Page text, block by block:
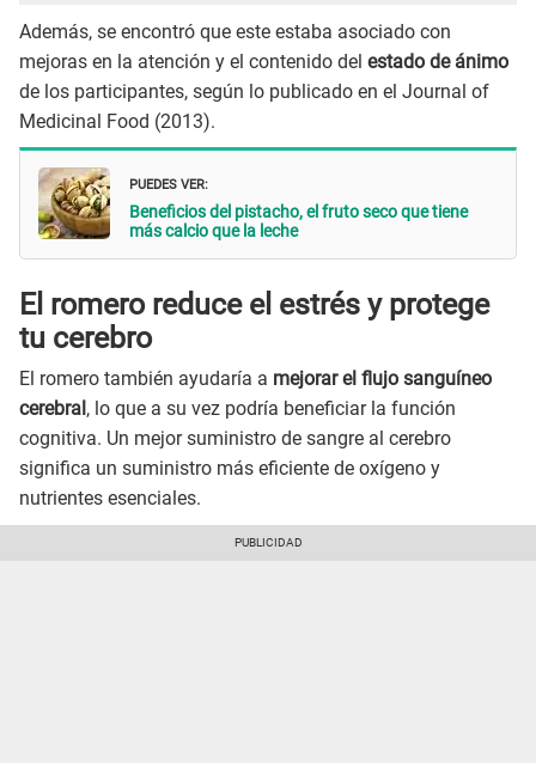
Además, se encontró que este estaba asociado con
mejoras en la atención y el contenido del estado de ánimo
de los participantes, según lo publicado en el Journal of
Medicinal Food (2013).
PUEDES VER:
Beneficios del pistacho, el fruto seco que tiene
más calcio que la leche
El romero reduce el estrés y protege
tu cerebro
El romero también ayudaría a mejorar el flujo sanguíneo
cerebral , lo que a su vez podría beneficiar la función
cognitiva. Un mejor suministro de sangre al cerebro
significa un suministro más eficiente de oxígeno y
nutrientes esenciales.